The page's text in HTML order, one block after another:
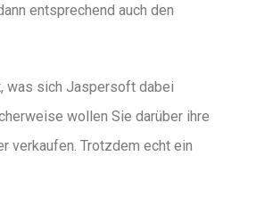
entsprechend auch den
was sich Jaspersoft dabei
wollen Sie darüber ihre
verkaufen. Trotzdem echt ein